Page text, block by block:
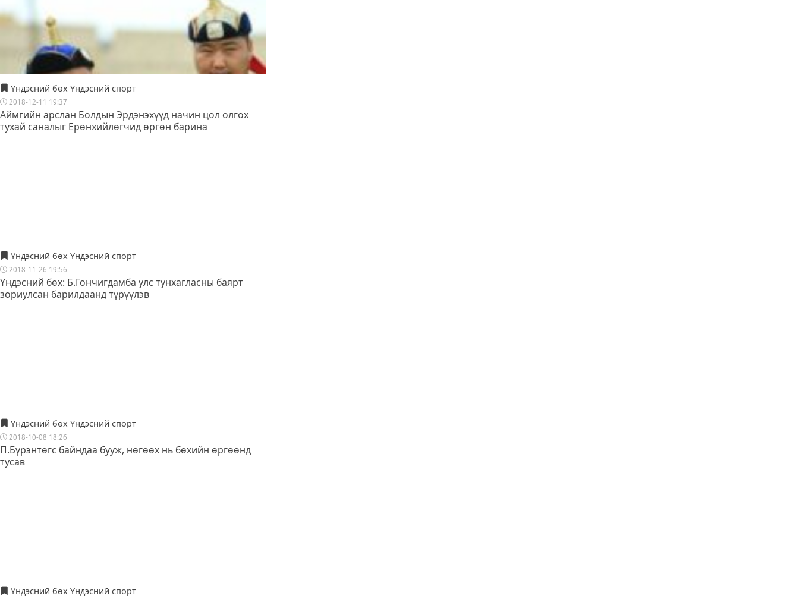
Үндэсний бөх Үндэсний спорт
2018-12-11 19:37
Аймгийн арслан Болдын Эрдэнэхүүд начин цол олгох
тухай саналыг Ерөнхийлөгчид өргөн барина
Үндэсний бөх Үндэсний спорт
2018-11-26 19:56
Үндэсний бөх: Б.Гончигдамба улс тунхагласны баярт
зориулсан барилдаанд түрүүлэв
Үндэсний бөх Үндэсний спорт
2018-10-08 18:26
П.Бүрэнтөгс байндаа бууж, нөгөөх нь бөхийн өргөөнд
тусав
Үндэсний бөх Үндэсний спорт